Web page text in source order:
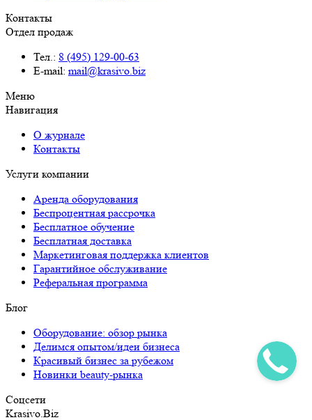
Контакты
Отдел продаж
Тел.: 8 (495) 129-00-63
E-mail: mail@krasivo.biz
Меню
Навигация
О журнале
Контакты
Услуги компании
Аренда оборудования
Беспроцентная рассрочка
Бесплатное обучение
Бесплатная доставка
Маркетинговая поддержка клиентов
Гарантийное обслуживание
Реферальная программа
Блог
Оборудование: обзор рынка
Делимся опытом/идеи бизнеса
Красивый бизнес за рубежом
Новинки beauty-рынка
Соцсети
Krasivo.Biz